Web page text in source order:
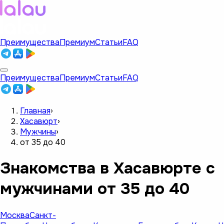
ПреимуществаПремиумСтатьиFAQ
ПреимуществаПремиумСтатьиFAQ
Главная›
Хасавюрт›
Мужчины›
от 35 до 40
Знакомства в Хасавюрте с
мужчинами от 35 до 40
МоскваСанкт-